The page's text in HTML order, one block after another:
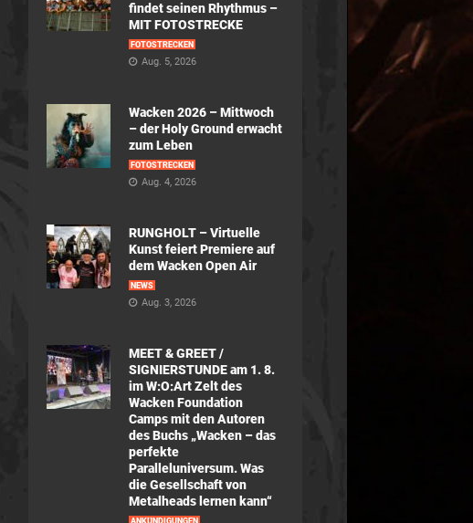
findet seinen Rhythmus –
MIT FOTOSTRECKE
FOTOSTRECKEN
Aug. 5, 2026
Wacken 2026 – Mittwoch
– der Holy Ground erwacht
zum Leben
FOTOSTRECKEN
Aug. 4, 2026
RUNGHOLT – Virtuelle
Kunst feiert Premiere auf
dem Wacken Open Air
NEWS
Aug. 3, 2026
MEET & GREET /
SIGNIERSTUNDE am 1. 8.
im W:O:Art Zelt des
Wacken Foundation
Camps mit den Autoren
des Buchs „Wacken – das
perfekte
Paralleluniversum. Was
die Gesellschaft von
Metalheads lernen kann“
ANKÜNDIGUNGEN